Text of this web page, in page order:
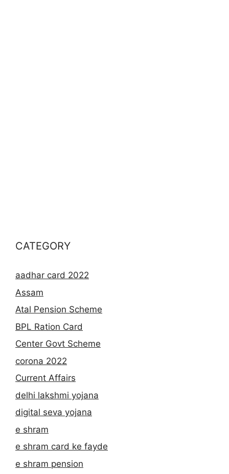
CATEGORY
aadhar card 2022
Assam
Atal Pension Scheme
BPL Ration Card
Center Govt Scheme
corona 2022
Current Affairs
delhi lakshmi yojana
digital seva yojana
e shram
e shram card ke fayde
e shram pension